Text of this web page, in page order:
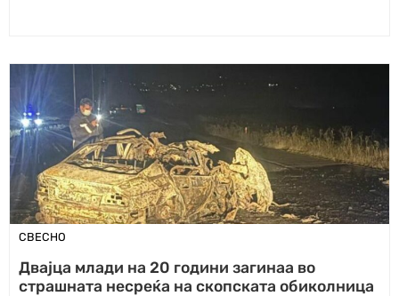
СВЕСНО
Двајца млади на 20 години загинаа во
страшната несреќа на скопската обиколница